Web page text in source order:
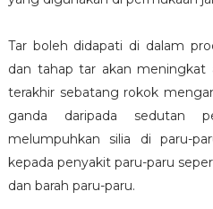
Tar boleh didapati di dalam
dan tahap tar akan meningkat
terakhir sebatang rokok
ganda daripada sedutan
melumpuhkan silia di paru-
kepada penyakit paru-paru
dan barah paru-paru.